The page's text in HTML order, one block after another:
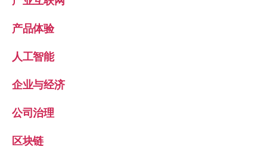
产品体验
人工智能
企业与经济
公司治理
区块链